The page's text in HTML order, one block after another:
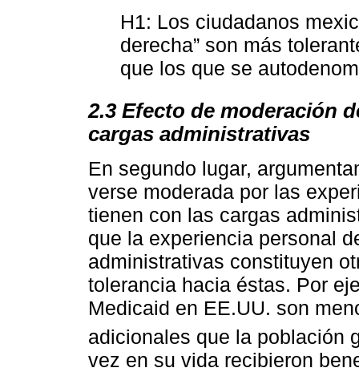
H1: Los ciudadanos
derecha” son más
que los que se
2.3 Efecto de moderación
cargas administrativas
En segundo lugar,
verse moderada por las
tienen con las cargas
que la experiencia personal
administrativas constituyen
tolerancia hacia éstas. Por
Medicaid en EE.UU. son
adicionales que la población
vez en su vida recibieron